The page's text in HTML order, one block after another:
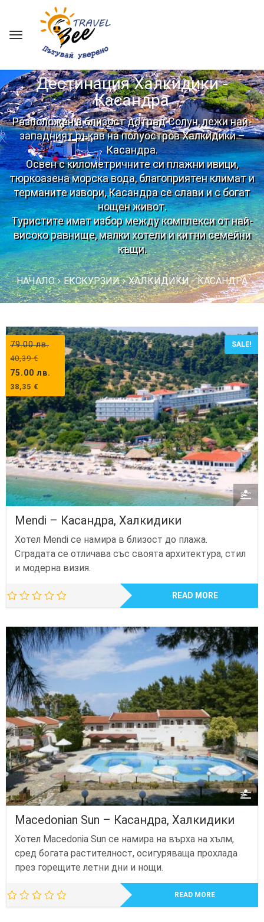
Дестинация Халкидики -
Касандра
Разположен в близост до град Солун, лежи най-
западният ръкав на полуостров Халкидики –
Касандра.
Освен с километричните си плажни ивици,
тюркоазена морска вода, благоприятен климат и
терманите извори, Касандра се слави и с богат
нощен живот.
Туристите имат избор между комплекси от най-
високо равнище, малки хотели и китни семейни
къщи.
НАЧАЛО ЕКСКУРЗИИ ХАЛКИДИКИ - КАСАНДРА
79.00лв.
40,39€
75.00 лв.
38,35 €
SALE!
Mendi – Касандра, Халкидики
Хотел Mendi се намира в близост до плажа.
Сградата се отличава със своята архитектура, стил
и модерна визия.
READ MORE
Macedonian Sun – Касандра, Халкидики
Хотел Macedonia Sun се намира на върха на хълм,
сред богата растителност, осигуряваща прохлада
през горещите летни дни и нощи.
READ MORE